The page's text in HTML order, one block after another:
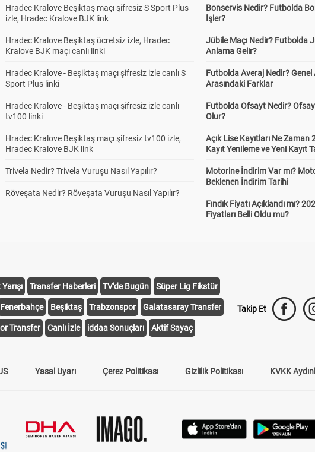
Hradec Kralove Beşiktaş maçı şifresiz S Sport Plus
izle, Hradec Kralove BJK link
Hradec Kralove Beşiktaş ücretsiz izle, Hradec
Kralove BJK maçı canlı linki
Hradec Kralove - Beşiktaş maçı şifresiz izle canlı S
Sport Plus linki
Hradec Kralove - Beşiktaş maçı şifresiz izle canlı
tv100 linki
Hradec Kralove Beşiktaş maçı şifresiz tv100 izle,
Hradec Kralove BJK link
Trivela Nedir? Trivela Vuruşu Nasıl Yapılır?
Röveşata Nedir? Röveşata Vuruşu Nasıl Yapılır?
Bonservis Nedir? Futbolda
İşler?
Jübile Maçı Nedir? Futbolda
Anlama Gelir?
Futbolda Averaj Nedir? Genel
Arasındaki Farklar
Futbolda Ofsayt Nedir?
Olur?
Açık Lise Kayıtları Ne
Kayıt Yenileme ve Yeni Kayıt
Motorine İndirim Var mı?
Beklenen İndirim Tarihi
Fındık Fiyatı Açıklandı mı?
Fiyatları Belli Oldu mu?
Transfer Haberleri TV'de Bugün Süper Lig Fikstür
Fenerbahçe Beşiktaş Trabzonspor Galatasaray Transfer
Transfer Canlı İzle iddaa Sonuçları Aktif Sayaç
Takip Et
Yasal Uyarı Çerez Politikası Gizlilik Politikası KVKK